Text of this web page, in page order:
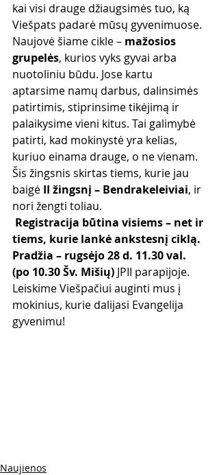
kai visi drauge džiaugsimės tuo, ką
Viešpats padarė mūsų gyvenimuose.
Naujovė šiame cikle – mažosios
grupelės, kurios vyks gyvai arba
nuotoliniu būdu. Jose kartu
aptarsime namų darbus, dalinsimės
patirtimis, stiprinsime tikėjimą ir
palaikysime vieni kitus. Tai galimybė
patirti, kad mokinystė yra kelias,
kuriuo einama drauge, o ne vienam.
Šis žingsnis skirtas tiems, kurie jau
baigė II žingsnį – Bendrakeleiviai, ir
nori žengti toliau.
Registracija būtina visiems – net ir
tiems, kurie lankė ankstesnį ciklą.
Pradžia – rugsėjo 28 d. 11.30 val.
(po 10.30 Šv. Mišių) JPII parapijoje.
Leiskime Viešpačiui auginti mus į
mokinius, kurie dalijasi Evangelija
gyvenimu!
Naujienos